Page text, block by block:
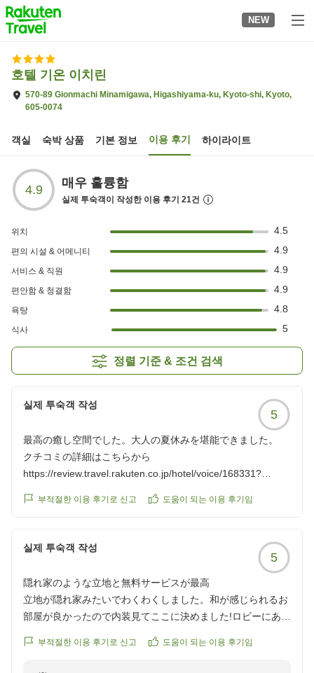
to
top
page
NEW
호텔 기온 이치린
570-89 Gionmachi Minamigawa, Higashiyama-ku, Kyoto-shi, Kyoto,
605-0074
객실 숙박 상품 기본 정보 이용 후기 하이라이트
4.9 매우 훌륭함
실제 투숙객이 작성한 이용 후기 21건
위치 4.5
편의 시설 & 어메니티 4.9
서비스 & 직원 4.9
편안함 & 청결함 4.9
욕탕 4.8
식사 5
정렬 기준 & 조건 검색
실제 투숙객 작성
5
最高の癒し空間でした。大人の夏休みを堪能できました。
クチコミの詳細はこちらから
https://review.travel.rakuten.co.jp/hotel/voice/168331?
부적절한 이용 후기로 신고 도움이 되는 이용 후기임
실제 투숙객 작성
5
隠れ家のような立地と無料サービスが最高
立地が隠れ家みたいでわくわくしました。和が感じられるお
部屋が良かったので内装見てここに決めました!ロビーにある
すぎました。清水寺は徒歩で行ける距離だし大変満足しまし
부적절한 이용 후기로 신고 도움이 되는 이용 후기임